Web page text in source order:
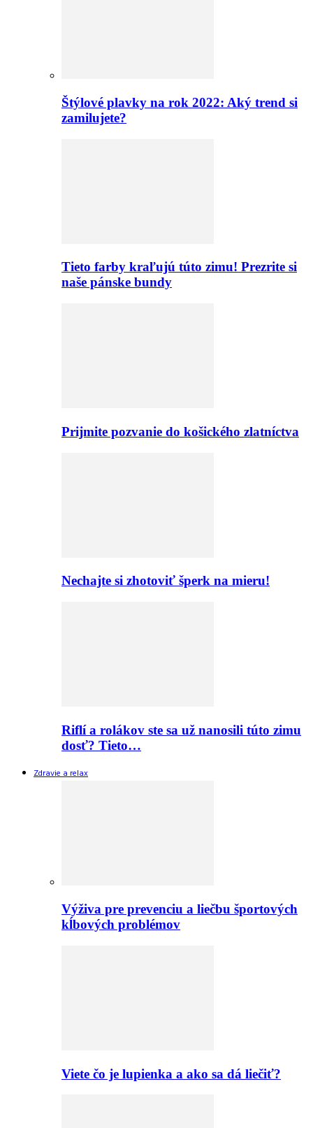
Štýlové plavky na rok 2022: Aký trend si
zamilujete?
Tieto farby kraľujú túto zimu! Prezrite si
naše pánske bundy
Prijmite pozvanie do košického zlatníctva
Nechajte si zhotoviť šperk na mieru!
Riflí a rolákov ste sa už nanosili túto zimu
dosť? Tieto…
Zdravie a relax
Výživa pre prevenciu a liečbu športových
kĺbových problémov
Viete čo je lupienka a ako sa dá liečiť?